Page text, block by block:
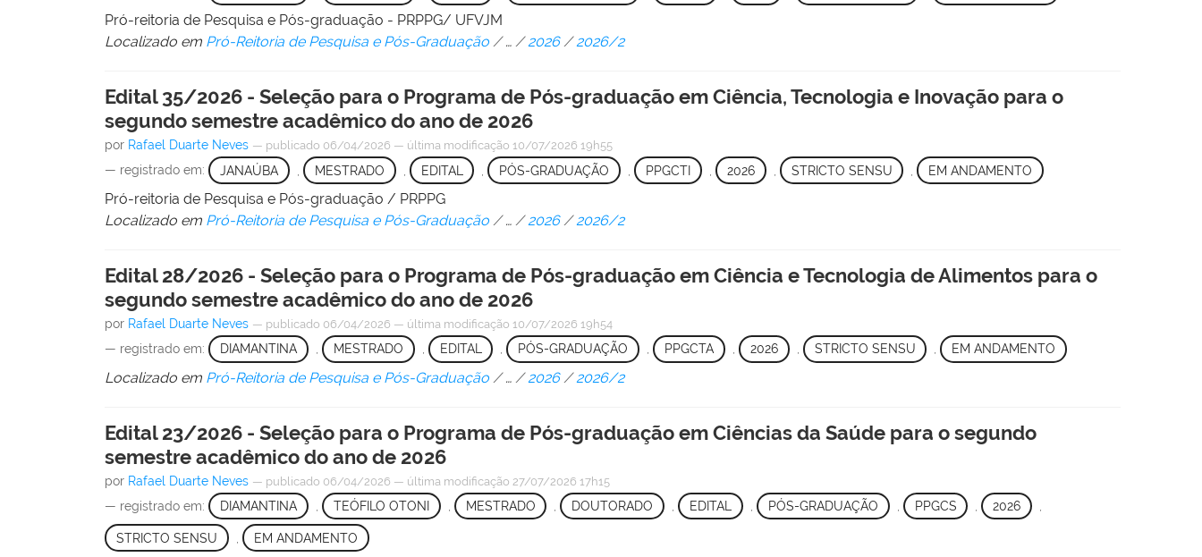
Pró-reitoria de Pesquisa e Pós-graduação - PRPPG/ UFVJM
Localizado em Pró-Reitoria de Pesquisa e Pós-Graduação /…/2026 /2026/2
Edital 35/2026 - Seleção para o Programa de Pós-graduação em Ciência, Tecnologia e Inovação para o
segundo semestre acadêmico do ano de 2026
por Rafael Duarte Neves — publicado 06/04/2026 — última modificação 10/07/2026 19h55
— registrado em: JANAÚBA MESTRADO EDITAL , PÓS-GRADUAÇÃO , PPGCTI 2026 STRICTO SENSU , EM ANDAMENTO
Pró-reitoria de Pesquisa e Pós-graduação / PRPPG
Localizado em Pró-Reitoria de Pesquisa e Pós-Graduação /…/2026 /2026/2
Edital 28/2026 - Seleção para o Programa de Pós-graduação em Ciência e Tecnologia de Alimentos para o
segundo semestre acadêmico do ano de 2026
por Rafael Duarte Neves — publicado 06/04/2026 — última modificação 10/07/2026 19h54
— registrado em: DIAMANTINA , MESTRADO , EDITAL , PÓS-GRADUAÇÃO , PPGCTA , 2026 , STRICTO SENSU , EM ANDAMENTO
Localizado em Pró-Reitoria de Pesquisa e Pós-Graduação /… /2026 /2026/2
Edital 23/2026 - Seleção para o Programa de Pós-graduação em Ciências da Saúde para o segundo
semestre acadêmico do ano de 2026
por Rafael Duarte Neves — publicado 06/04/2026 — última modificação 27/07/2026 17h15
— registrado em: DIAMANTINA TEÓFILO OTONI MESTRADO , DOUTORADO , EDITAL PÓS-GRADUAÇÃO PPGCS , 2026
STRICTO SENSU EM ANDAMENTO